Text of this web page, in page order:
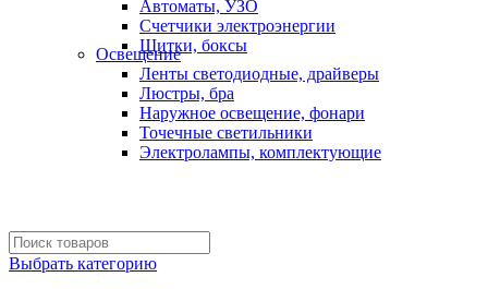
Автоматы, УЗО
Счетчики электроэнергии
Щитки, боксы
Освещение
Ленты светодиодные, драйверы
Люстры, бра
Наружное освещение, фонари
Точечные светильники
Электролампы, комплектующие
Выбрать категорию